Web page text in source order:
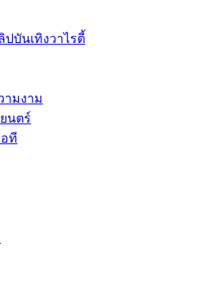
บันเทิงวาไรตี้
ามงาม
นตร์
ที